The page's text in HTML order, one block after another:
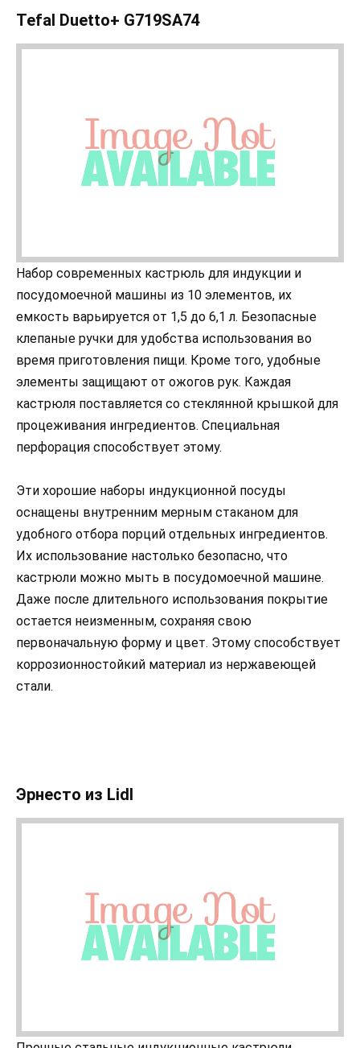
Tefal Duetto+ G719SA74
Набор современных кастрюль для индукции и
посудомоечной машины из 10 элементов, их
емкость варьируется от 1,5 до 6,1 л. Безопасные
клепаные ручки для удобства использования во
время приготовления пищи. Кроме того, удобные
элементы защищают от ожогов рук. Каждая
кастрюля поставляется со стеклянной крышкой для
процеживания ингредиентов. Специальная
перфорация способствует этому.
Эти хорошие наборы индукционной посуды
оснащены внутренним мерным стаканом для
удобного отбора порций отдельных ингредиентов.
Их использование настолько безопасно, что
кастрюли можно мыть в посудомоечной машине.
Даже после длительного использования покрытие
остается неизменным, сохраняя свою
первоначальную форму и цвет. Этому способствует
коррозионностойкий материал из нержавеющей
стали.
Эрнесто из Lidl